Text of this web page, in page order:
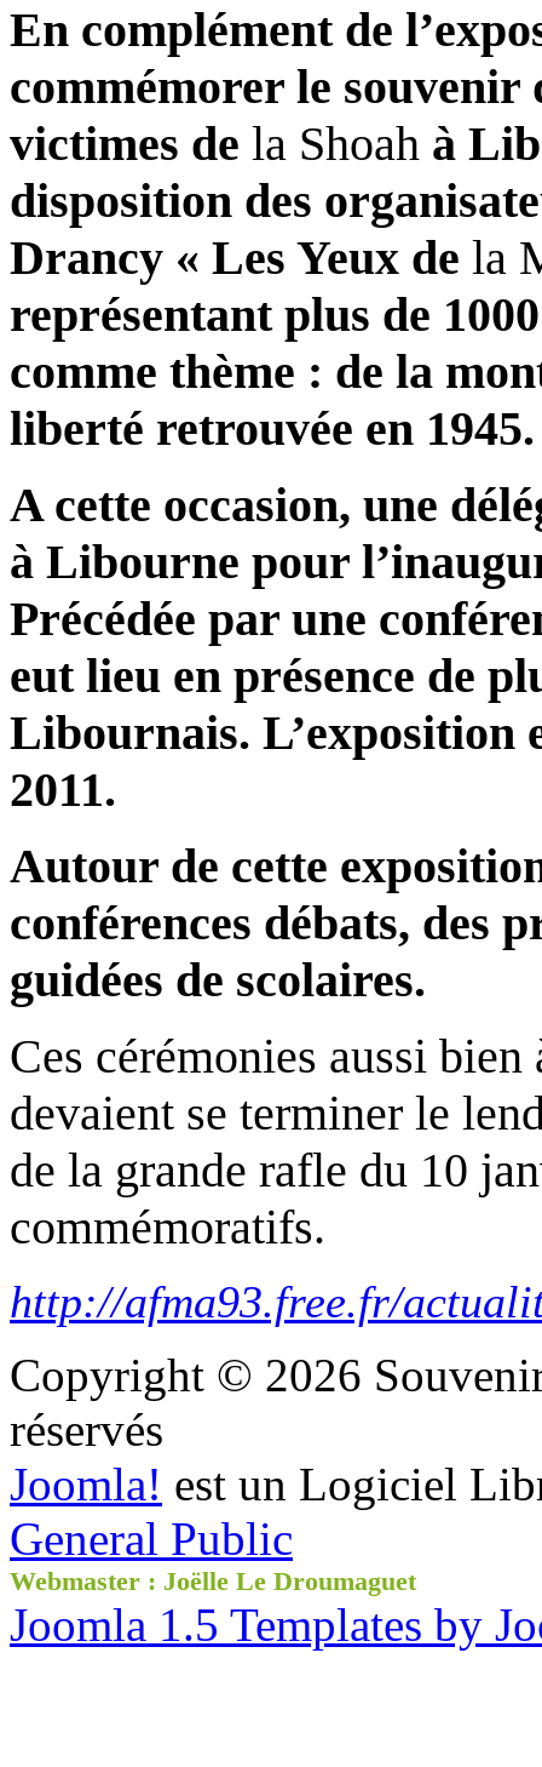
En complément de
commémorer le
victimes de la Shoah à
disposition des
Drancy « Les Yeux de la
représentant plus de
comme thème : de la
liberté retrouvée en 1945.
A cette occasion, une
à Libourne pour
Précédée par une
eut lieu en présence de
Libournais. L’exposition
2011.
Autour de cette
conférences débats, des
guidées de scolaires.
Ces cérémonies aussi
devaient se terminer le
de la grande rafle du 10
commémoratifs.
http://afma93.free.fr/
Copyright © 2026
réservés
Joomla! est un Logiciel
General Public
Webmaster : Joëlle Le Droumaguet
Joomla 1.5 Templates by